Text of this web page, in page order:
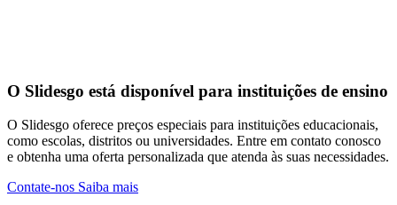
O Slidesgo está disponível para instituições de ensino
O Slidesgo oferece preços especiais para instituições educacionais,
como escolas, distritos ou universidades. Entre em contato conosco
e obtenha uma oferta personalizada que atenda às suas necessidades.
Contate-nos Saiba mais